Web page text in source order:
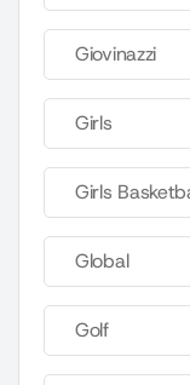
Giovinazzi
Girls
Girls
Global
Golf